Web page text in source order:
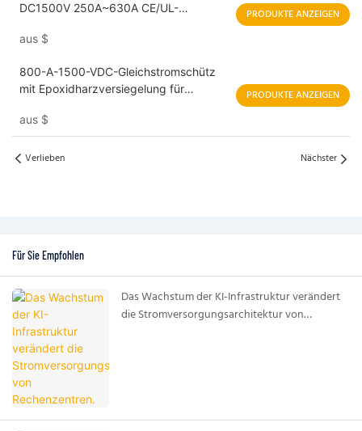
DC1500V 250A~630A CE/UL-
aus $
PRODUKTE ANZEIGEN
800-A-1500-VDC-Gleichstromschütz
mit Epoxidharzversiegelung für
Versorgungsmaßstab,
Elektrofahrzeuge und
Netzanwendungen
aus $
PRODUKTE ANZEIGEN
Verlieben Nächster
Für Sie Empfohlen
Das Wachstum der KI-Infrastruktur verändert
die Stromversorgungsarchitektur von